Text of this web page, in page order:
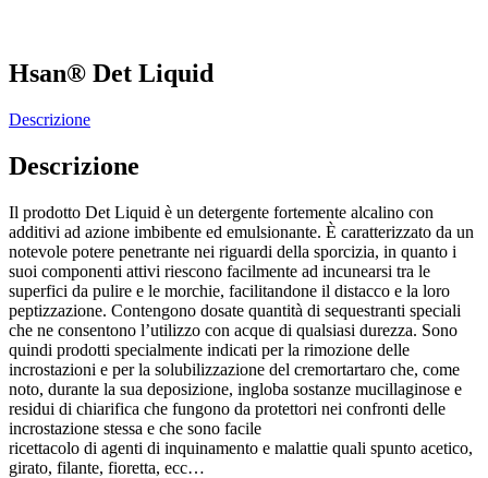
Hsan® Det Liquid
Descrizione
Descrizione
Il prodotto Det Liquid è un detergente fortemente alcalino con
additivi ad azione imbibente ed emulsionante. È caratterizzato da un
notevole potere penetrante nei riguardi della sporcizia, in quanto i
suoi componenti attivi riescono facilmente ad incunearsi tra le
superfici da pulire e le morchie, facilitandone il distacco e la loro
peptizzazione. Contengono dosate quantità di sequestranti speciali
che ne consentono l’utilizzo con acque di qualsiasi durezza. Sono
quindi prodotti specialmente indicati per la rimozione delle
incrostazioni e per la solubilizzazione del cremortartaro che, come
noto, durante la sua deposizione, ingloba sostanze mucillaginose e
residui di chiarifica che fungono da protettori nei confronti delle
incrostazione stessa e che sono facile
ricettacolo di agenti di inquinamento e malattie quali spunto acetico,
girato, filante, fioretta, ecc…